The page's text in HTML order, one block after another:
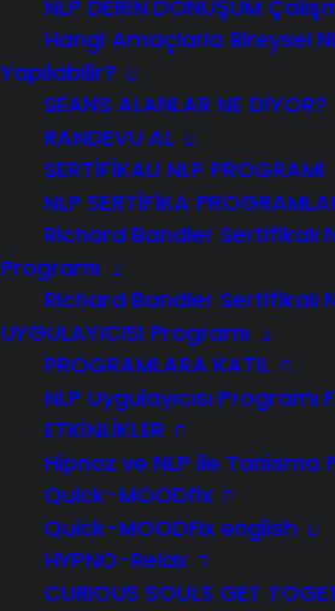
NLP DERİN DÖNÜŞÜM
Hangi Amaçlarla Bireysel
Yapılabilir?
SEANS ALANLAR NE DİYOR?
RANDEVU AL
SERTIFIKALI NLP PROGRAMI
NLP SERTIFIKA
Richard Bandler Sertifikalı
Programı
Richard Bandler Sertifikalı
UYGULAYICISI Programı
PROGRAMLARA KATIL
NLP Uygulayıcısı Programı
ETKİNLİKLER
Hipnoz ve NLP ile Tanisma
Quick-MOODfix
Quick-MOODFix english
HYPNO-Relax
CURIOUS SOULS GET
Işıl Musluer | NLP
+90 (533).372 16 57 |
© 2026 Işıl Musluer. All